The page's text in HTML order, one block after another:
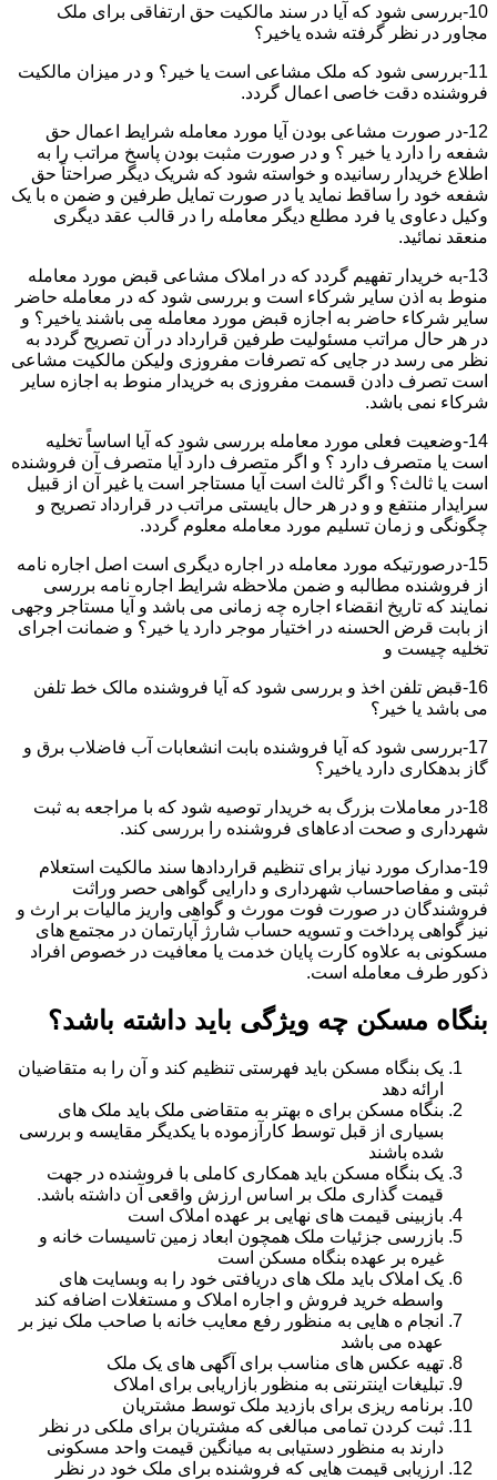
10-بررسی شود که آیا در سند مالکیت حق ارتفاقی برای ملک
مجاور در نظر گرفته شده یاخیر؟
11-بررسی شود که ملک مشاعی است یا خیر؟ و در میزان مالکیت
فروشنده دقت خاصی اعمال گردد.
12-در صورت مشاعی بودن آیا مورد معامله شرایط اعمال حق
شفعه را دارد یا خیر ؟ و در صورت مثبت بودن پاسخ مراتب را به
اطلاع خریدار رسانیده و خواسته شود که شریک دیگر صراحتاً حق
شفعه خود را ساقط نماید یا در صورت تمایل طرفین و ضمن ه با یک
وکیل دعاوی یا فرد مطلع دیگر معامله را در قالب عقد دیگری
منعقد نمائید.
13-به خریدار تفهیم گردد که در املاک مشاعی قبض مورد معامله
منوط به اذن سایر شرکاء است و بررسی شود که در معامله حاضر
سایر شرکاء حاضر به اجازه قبض مورد معامله می باشند یاخیر؟ و
در هر حال مراتب مسئولیت طرفین قرارداد در آن تصریح گردد به
نظر می رسد در جایی که تصرفات مفروزی ولیکن مالکیت مشاعی
است تصرف دادن قسمت مفروزی به خریدار منوط به اجازه سایر
شرکاء نمی باشد.
14-وضعیت فعلی مورد معامله بررسی شود که آیا اساساً تخلیه
است یا متصرف دارد ؟ و اگر متصرف دارد آیا متصرف آن فروشنده
است یا ثالث؟ و اگر ثالث است آیا مستاجر است یا غیر آن از قبیل
سرایدار منتفع و و در هر حال بایستی مراتب در قرارداد تصریح و
چگونگی و زمان تسلیم مورد معامله معلوم گردد.
15-درصورتیکه مورد معامله در اجاره دیگری است اصل اجاره نامه
از فروشنده مطالبه و ضمن ملاحظه شرایط اجاره نامه بررسی
نمایند که تاریخ انقضاء اجاره چه زمانی می باشد و آیا مستاجر وجهی
از بابت قرض الحسنه در اختیار موجر دارد یا خیر؟ و ضمانت اجرای
تخلیه چیست و
16-قبض تلفن اخذ و بررسی شود که آیا فروشنده مالک خط تلفن
می باشد یا خیر؟
17-بررسی شود که آیا فروشنده بابت انشعابات آب فاضلاب برق و
گاز بدهکاری دارد یاخیر؟
18-در معاملات بزرگ به خریدار توصیه شود که با مراجعه به ثبت
شهرداری و صحت ادعاهای فروشنده را بررسی کند.
19-مدارک مورد نیاز برای تنظیم قراردادها سند مالکیت استعلام
ثبتی و مفاصاحساب شهرداری و دارایی گواهی حصر وراثت
فروشندگان در صورت فوت مورث و گواهی واریز مالیات بر ارث و
نیز گواهی پرداخت و تسویه حساب شارژ آپارتمان در مجتمع های
مسکونی به علاوه کارت پایان خدمت یا معافیت در خصوص افراد
ذکور طرف معامله است.
بنگاه مسکن چه ویژگی باید داشته باشد؟
یک بنگاه مسکن باید فهرستی تنظیم کند و آن را به متقاضیان
ارائه دهد
بنگاه مسکن برای ه بهتر به متقاضی ملک باید ملک های
بسیاری از قبل توسط کارآزموده با یکدیگر مقایسه و بررسی
شده باشند
یک بنگاه مسکن باید همکاری کاملی با فروشنده در جهت
قیمت گذاری ملک بر اساس ارزش واقعی آن داشته باشد.
بازبینی قیمت های نهایی بر عهده املاک است
بازرسی جزئیات ملک همچون ابعاد زمین تاسیسات خانه و
غیره بر عهده بنگاه مسکن است
یک املاک باید ملک های دریافتی خود را به وبسایت های
واسطه خرید فروش و اجاره املاک و مستغلات اضافه کند
انجام ه هایی به منظور رفع معایب خانه با صاحب ملک نیز بر
عهده می باشد
تهیه عکس های مناسب برای آگهی های یک ملک
تبلیغات اینترنتی به منظور بازاریابی برای املاک
برنامه ریزی برای بازدید ملک توسط مشتریان
ثبت کردن تمامی مبالغی که مشتریان برای ملکی در نظر
دارند به منظور دستیابی به میانگین قیمت واحد مسکونی
ارزیابی قیمت هایی که فروشنده برای ملک خود در نظر